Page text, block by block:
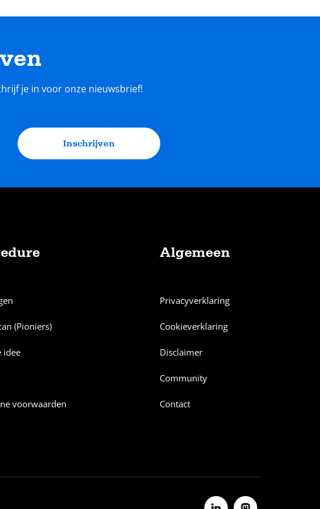
je in voor onze nieuwsbrief!
Inschrijven
(Pioniers)
idee
voorwaarden
Algemeen
Privacyverklaring
Cookieverklaring
Disclaimer
Community
Contact